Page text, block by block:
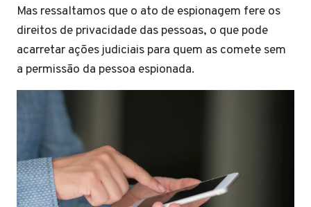
Mas ressaltamos que o ato de espionagem fere os
direitos de privacidade das pessoas, o que pode
acarretar ações judiciais para quem as comete sem
a permissão da pessoa espionada.